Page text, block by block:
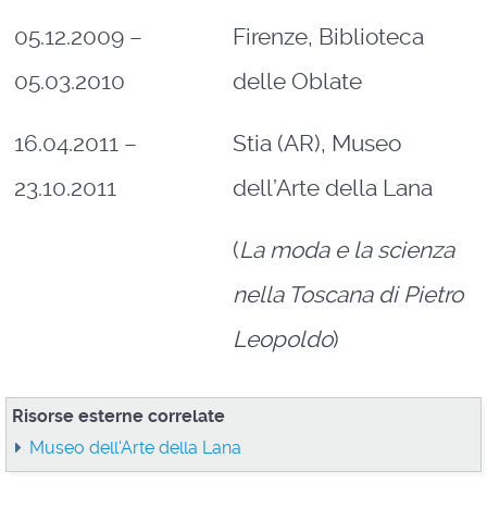
05.12.2009 –
05.03.2010
Firenze, Biblioteca
delle Oblate
16.04.2011 –
23.10.2011
Stia (AR), Museo
dell’Arte della Lana
(La moda e la scienza
nella Toscana di Pietro
Leopoldo)
Risorse esterne correlate
Museo dell'Arte della Lana